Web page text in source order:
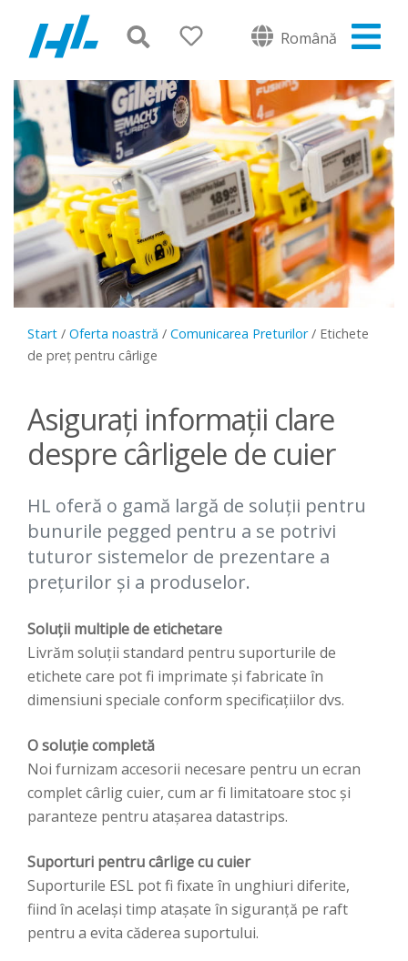
Română
Start / Oferta noastră / Comunicarea Preturilor/ Etichete
de preț pentru cârlige
Asigurați informații clare
despre cârligele de cuier
HL oferă o gamă largă de soluții pentru
bunurile pegged pentru a se potrivi
tuturor sistemelor de prezentare a
prețurilor și a produselor.
Soluții multiple de etichetare
Livrăm soluții standard pentru suporturile de
etichete care pot fi imprimate și fabricate în
dimensiuni speciale conform specificațiilor dvs.
O soluție completă
Noi furnizam accesorii necesare pentru un ecran
complet cârlig cuier, cum ar fi limitatoare stoc și
paranteze pentru atașarea datastrips.
Suporturi pentru cârlige cu cuier
Suporturile ESL pot fi fixate în unghiuri diferite,
fiind în același timp atașate în siguranță pe raft
pentru a evita căderea suportului.